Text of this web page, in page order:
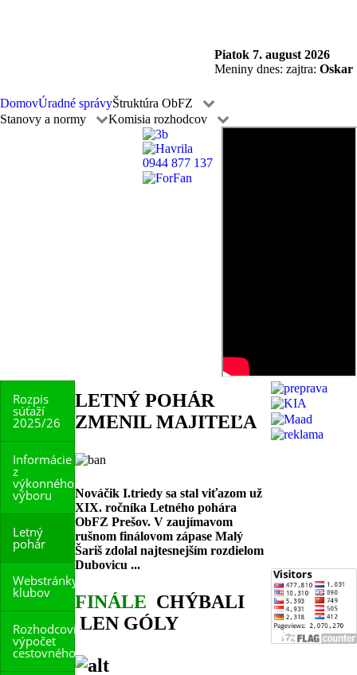
Piatok 7. august 2026
Meniny dnes: zajtra: Oskar
DomovÚradné správyŠtruktúra ObFZ
Stanovy a normy
Komisia rozhodcov
Rozpis
súťaží
2025/26
Informácie
z
výkonného
výboru
Letný
pohár
Webstránky
klubov
Rozhodcovia
výpočet
cestovného
LETNÝ POHÁR
ZMENIL MAJITEĽA
Nováčik I.triedy sa stal viťazom už
XIX. ročníka Letného pohára
ObFZ Prešov. V zaujímavom
rušnom finálovom zápase Malý
Šariš zdolal najtesnejším rozdielom
Dubovicu ...
FINÁLE CHÝBALI
LEN GÓLY